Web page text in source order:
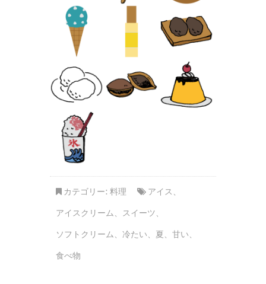
カテゴリー: 料理 アイス 、
アイスクリーム、 スイーツ、
ソフトクリーム、 冷たい、 夏、 甘い、
食べ物